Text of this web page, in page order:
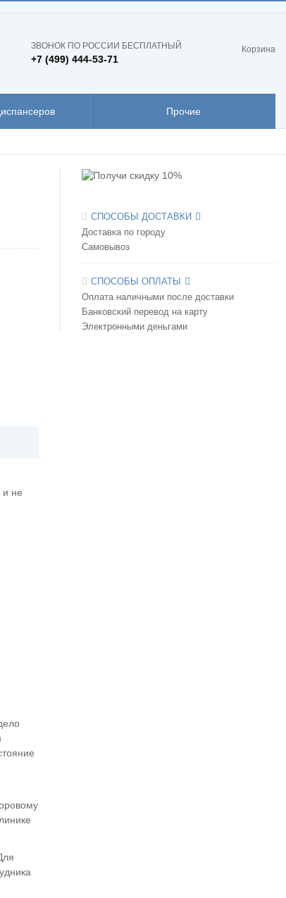
ЗВОНОК ПО РОССИИ БЕСПЛАТНЫЙ
+7 (499) 444-53-71
Корзина
Прочие
и не
СПОСОБЫ ДОСТАВКИ
Доставка по городу
Самовывоз
СПОСОБЫ ОПЛАТЫ
Оплата наличными после доставки
Банковский перевод на карту
Электронными деньгами